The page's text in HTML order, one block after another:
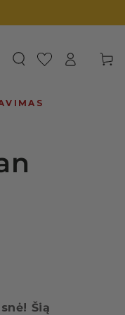
Prisijungti
Šią